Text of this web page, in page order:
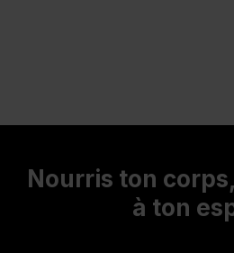
Nourris ton
à ton